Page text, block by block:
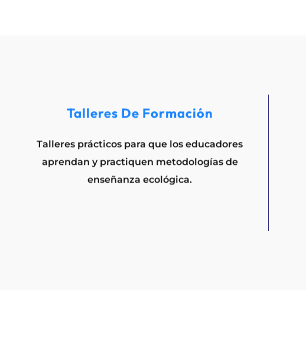
Talleres De Formación
Talleres prácticos para que los educadores
aprendan y practiquen metodologías de
enseñanza ecológica.